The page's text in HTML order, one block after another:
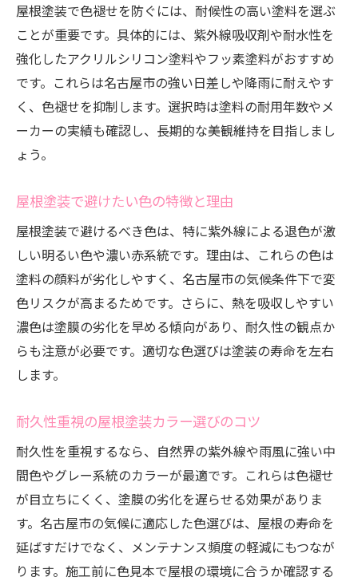
屋根塗装で色褪せを防ぐには、耐候性の高い塗料を選ぶ
ことが重要です。具体的には、紫外線吸収剤や耐水性を
強化したアクリルシリコン塗料やフッ素塗料がおすすめ
です。これらは名古屋市の強い日差しや降雨に耐えやす
く、色褪せを抑制します。選択時は塗料の耐用年数やメ
ーカーの実績も確認し、長期的な美観維持を目指しまし
ょう。
屋根塗装で避けたい色の特徴と理由
屋根塗装で避けるべき色は、特に紫外線による退色が激
しい明るい色や濃い赤系統です。理由は、これらの色は
塗料の顔料が劣化しやすく、名古屋市の気候条件下で変
色リスクが高まるためです。さらに、熱を吸収しやすい
濃色は塗膜の劣化を早める傾向があり、耐久性の観点か
らも注意が必要です。適切な色選びは塗装の寿命を左右
します。
耐久性重視の屋根塗装カラー選びのコツ
耐久性を重視するなら、自然界の紫外線や雨風に強い中
間色やグレー系統のカラーが最適です。これらは色褪せ
が目立ちにくく、塗膜の劣化を遅らせる効果がありま
す。名古屋市の気候に適応した色選びは、屋根の寿命を
延ばすだけでなく、メンテナンス頻度の軽減にもつなが
ります。施工前に色見本で屋根の環境に合うか確認する